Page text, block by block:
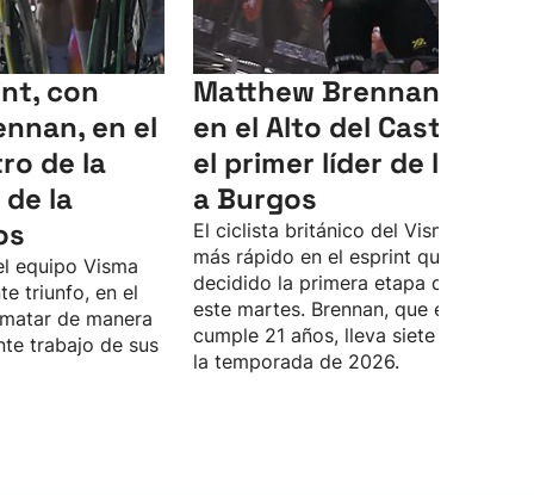
con
en el
de la
la
equipo Visma
triunfo, en el
de manera
trabajo de sus
Matthew Brennan gana
en el Alto del Castillo, y
el primer líder de la
a Burgos
El ciclista británico del Visma ha
más rápido en el esprint que ha
decidido la primera etapa de la
este martes. Brennan, que el jueves
cumple 21 años, lleva siete victorias
la temporada de 2026.